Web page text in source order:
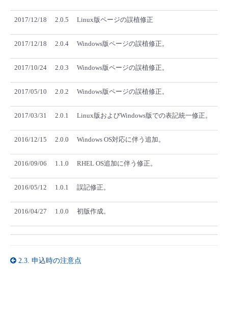
2017/12/18 2.0.5 Linux版ページの誤植修正
2017/12/18 2.0.4 Windows版ページの誤植修正。
2017/10/24 2.0.3 Windows版ページの誤植修正。
2017/05/10 2.0.2 Windows版ページの誤植修正。
2017/03/31 2.0.1 Linux版およびWindows版での表記統一修正。
2016/12/15 2.0.0 Windows OS対応に伴う追加。
2016/09/06 1.1.0 RHEL OS追加に伴う修正。
2016/05/12 1.0.1 誤記修正。
2016/04/27 1.0.0 初版作成。
2.3. 申込時の注意点